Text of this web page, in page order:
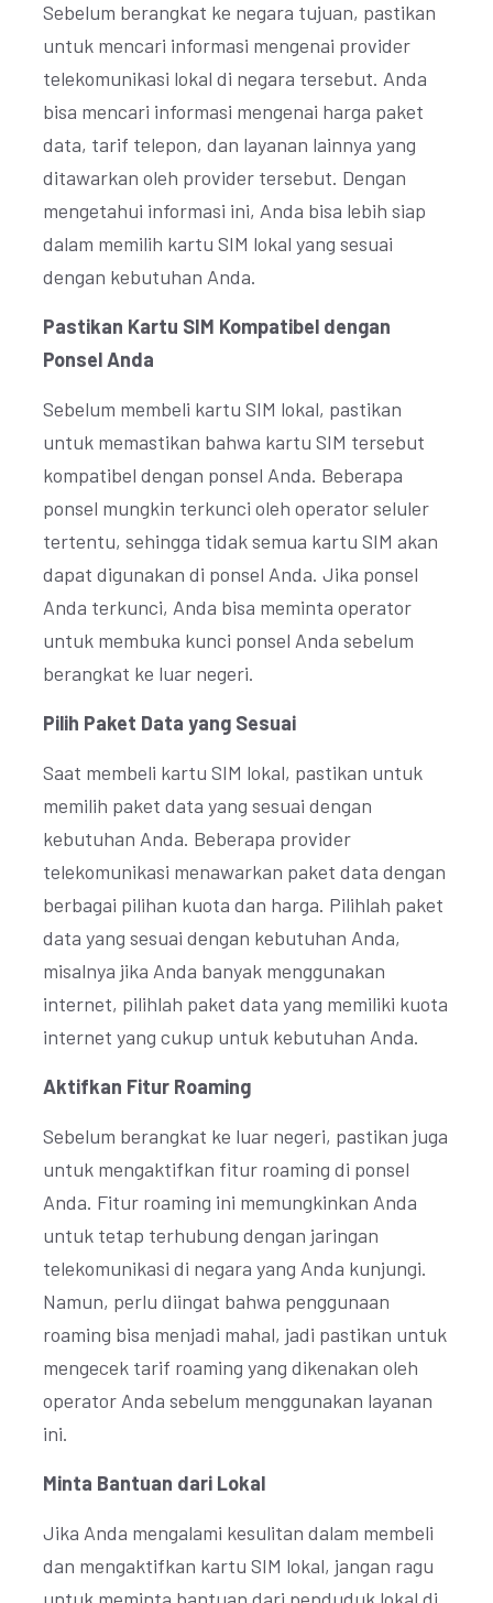
Sebelum berangkat ke negara tujuan, pastikan
untuk mencari informasi mengenai provider
telekomunikasi lokal di negara tersebut. Anda
bisa mencari informasi mengenai harga paket
data, tarif telepon, dan layanan lainnya yang
ditawarkan oleh provider tersebut. Dengan
mengetahui informasi ini, Anda bisa lebih siap
dalam memilih kartu SIM lokal yang sesuai
dengan kebutuhan Anda.
Pastikan Kartu SIM Kompatibel dengan
Ponsel Anda
Sebelum membeli kartu SIM lokal, pastikan
untuk memastikan bahwa kartu SIM tersebut
kompatibel dengan ponsel Anda. Beberapa
ponsel mungkin terkunci oleh operator seluler
tertentu, sehingga tidak semua kartu SIM akan
dapat digunakan di ponsel Anda. Jika ponsel
Anda terkunci, Anda bisa meminta operator
untuk membuka kunci ponsel Anda sebelum
berangkat ke luar negeri.
Pilih Paket Data yang Sesuai
Saat membeli kartu SIM lokal, pastikan untuk
memilih paket data yang sesuai dengan
kebutuhan Anda. Beberapa provider
telekomunikasi menawarkan paket data dengan
berbagai pilihan kuota dan harga. Pilihlah paket
data yang sesuai dengan kebutuhan Anda,
misalnya jika Anda banyak menggunakan
internet, pilihlah paket data yang memiliki kuota
internet yang cukup untuk kebutuhan Anda.
Aktifkan Fitur Roaming
Sebelum berangkat ke luar negeri, pastikan juga
untuk mengaktifkan fitur roaming di ponsel
Anda. Fitur roaming ini memungkinkan Anda
untuk tetap terhubung dengan jaringan
telekomunikasi di negara yang Anda kunjungi.
Namun, perlu diingat bahwa penggunaan
roaming bisa menjadi mahal, jadi pastikan untuk
mengecek tarif roaming yang dikenakan oleh
operator Anda sebelum menggunakan layanan
ini.
Minta Bantuan dari Lokal
Jika Anda mengalami kesulitan dalam membeli
dan mengaktifkan kartu SIM lokal, jangan ragu